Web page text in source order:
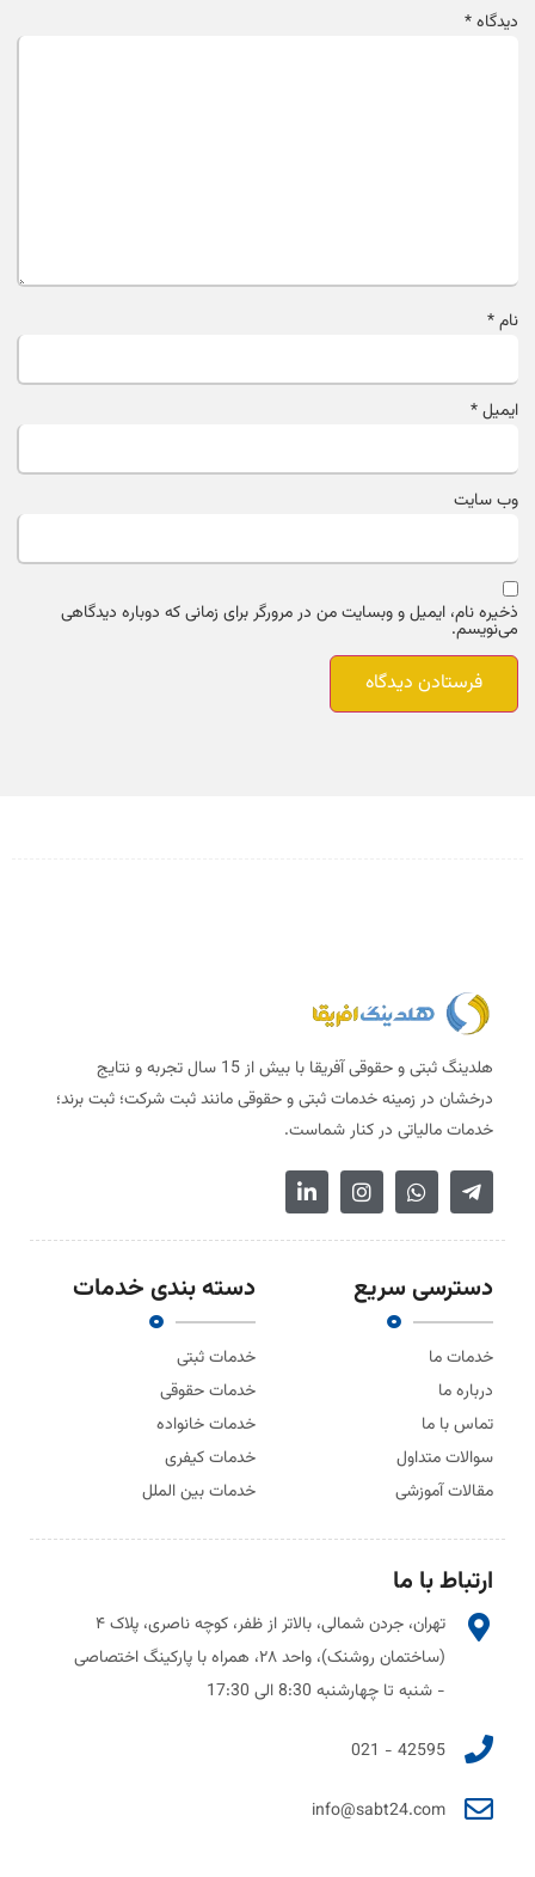
دیدگاه*
نام*
ایمیل*
وب‌ سایت
ذخیره نام، ایمیل و وبسایت من در مرورگر برای زمانی که دوباره دیدگاهی
می‌نویسم.
هلدینگ ثبتی و حقوقی آفریقا با بیش از 15 سال تجربه و نتایج
درخشان در زمینه خدمات ثبتی و حقوقی مانند ثبت شرکت؛ ثبت برند؛
خدمات مالیاتی در کنار شماست.
دسترسی سریع
خدمات ما
درباره ما
تماس با ما
سوالات متداول
مقالات آموزشی
دسته بندی خدمات
خدمات ثبتی
خدمات حقوقی
خدمات خانواده
خدمات کیفری
خدمات بین الملل
ارتباط با ما
تهران، جردن شمالی، بالاتر از ظفر، کوچه ناصری، پلاک ۴
(ساختمان روشنک)، واحد ۲۸، همراه با پارکینگ اختصاصی
- شنبه تا چهارشنبه 8:30 الی 17:30
42595 - 021
info@sabt24.com